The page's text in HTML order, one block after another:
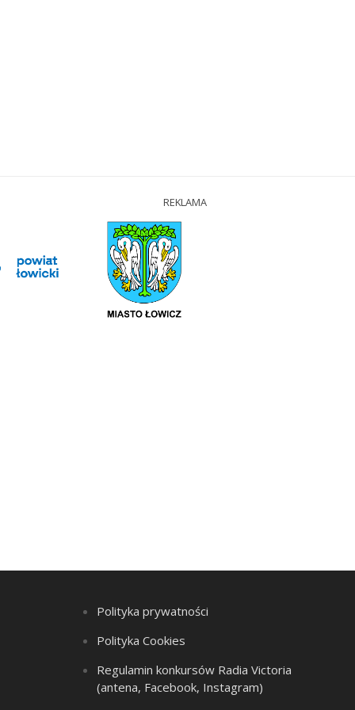
REKLAMA
Polityka prywatności
Polityka Cookies
Regulamin konkursów Radia Victoria
(antena, Facebook, Instagram)